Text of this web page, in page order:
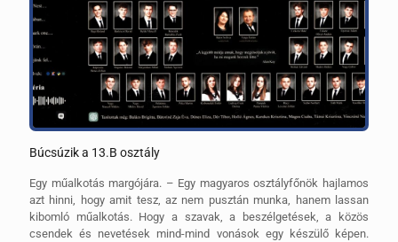
Búcsúzik a 13.B osztály
Egy műalkotás margójára. – Egy magyaros osztályfőnök hajlamos
azt hinni, hogy amit tesz, az nem pusztán munka, hanem lassan
kibomló műalkotás. Hogy a szavak, a beszélgetések, a közös
csendek és nevetések mind-mind vonások egy készülő képen.